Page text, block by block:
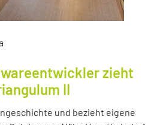
zieht
II
und bezieht eigene